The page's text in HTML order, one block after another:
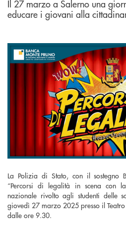
Il 27 marzo a Salerno una
educare i giovani alla
La Polizia di Stato, con il sostegno
“Percorsi di legalità in scena con
nazionale rivolto agli studenti delle
giovedì 27 marzo 2025 presso il
dalle ore 9.30.